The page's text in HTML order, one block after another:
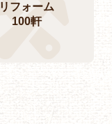
リフォーム
100軒